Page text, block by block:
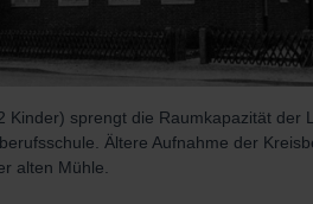
sprengt die Raumkapazität der
Ältere Aufnahme der
alten Mühle.